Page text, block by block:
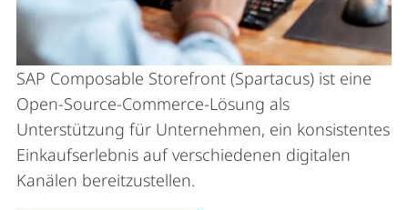
SAP Composable Storefront (Spartacus) ist eine
Open-Source-Commerce-Lösung als
Unterstützung für Unternehmen, ein konsistentes
Einkaufserlebnis auf verschiedenen digitalen
Kanälen bereitzustellen.